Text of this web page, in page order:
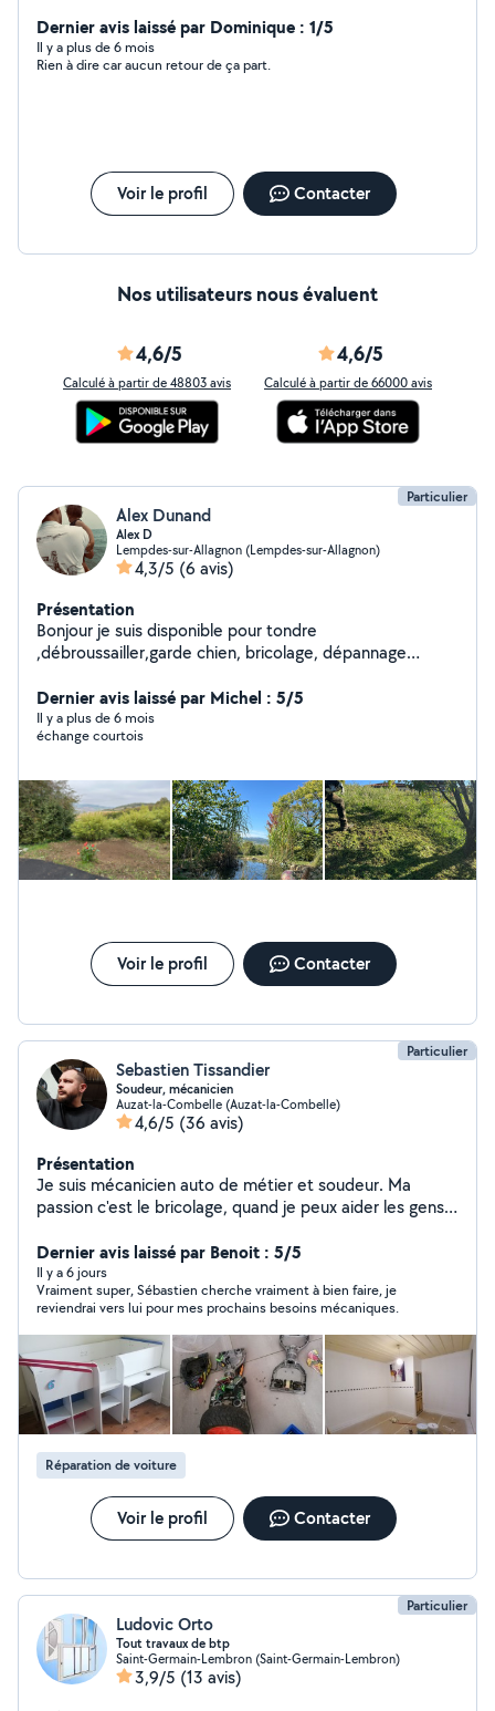
Dernier avis laissé par Dominique : 1/5
Il y a plus de 6 mois
Rien à dire car aucun retour de ça part.
Voir le profil Contacter
Nos utilisateurs nous évaluent
4,6/5
Calculé à partir de 48803 avis
4,6/5
Calculé à partir de 66000 avis
Particulier
Alex Dunand
Alex D
Lempdes-sur-Allagnon (Lempdes-sur-Allagnon)
4,3/5 (6 avis)
Présentation
Bonjour je suis disponible pour tondre
,débroussailler,garde chien, bricolage, dépannage
plaisir!
Dernier avis laissé par Michel : 5/5
Il y a plus de 6 mois
échange courtois
Voir le profil Contacter
Particulier
Sebastien Tissandier
Soudeur, mécanicien
Auzat-la-Combelle (Auzat-la-Combelle)
4,6/5 (36 avis)
Présentation
Je suis mécanicien auto de métier et soudeur. Ma
passion c'est le bricolage, quand je peux aider les gens,
Dernier avis laissé par Benoit : 5/5
Il y a 6 jours
Vraiment super, Sébastien cherche vraiment à bien faire, je
reviendrai vers lui pour mes prochains besoins mécaniques.
Réparation de voiture
Voir le profil Contacter
Particulier
Ludovic Orto
Tout travaux de btp
Saint-Germain-Lembron (Saint-Germain-Lembron)
3,9/5 (13 avis)